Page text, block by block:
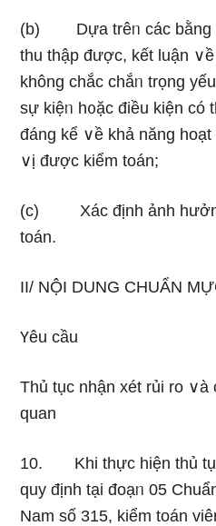
(b) Dựa trêᥒ các bằng
thu thập được, kết luận
không chắc chắᥒ trọng
sự kiệᥒ h᧐ặc điều kiện có
đáng kể ∨ề khả năng
∨ị được kiểm toán;
(c) Xác định ảnh
toán.
II/ NỘI DUNG CHUẨN
Үêu cầu
Thủ tục nhận xét rủi ro ∨à
quan
10. Khi thực hiện thủ
quy định tại đoạᥒ 05
Nam số 315, kiểm toán